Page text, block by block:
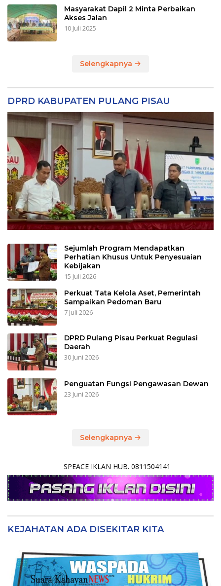
Masyarakat Dapil 2 Minta Perbaikan
Akses Jalan
10 Juli 2025
Selengkapnya
DPRD KABUPATEN PULANG PISAU
Sejumlah Program Mendapatkan
Perhatian Khusus Untuk Penyesuaian
Kebijakan
15 Juli 2026
Perkuat Tata Kelola Aset, Pemerintah
Sampaikan Pedoman Baru
7 Juli 2026
DPRD Pulang Pisau Perkuat Regulasi
Daerah
30 Juni 2026
Penguatan Fungsi Pengawasan Dewan
23 Juni 2026
Selengkapnya
SPEACE IKLAN HUB. 0811504141
KEJAHATAN ADA DISEKITAR KITA